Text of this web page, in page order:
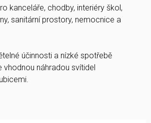
kanceláře, chodby, interiéry škol,
sanitární prostory, nemocnice a
účinnosti a nízké spotřebě
vhodnou náhradou svítidel